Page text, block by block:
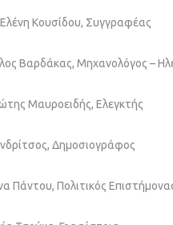
Κουσίδου, Συγγραφέας
Βαρδάκας, Μηχανολόγος –
Μαυροειδής, Ελεγκτής
Δημοσιογράφος
Πάντου, Πολιτικός